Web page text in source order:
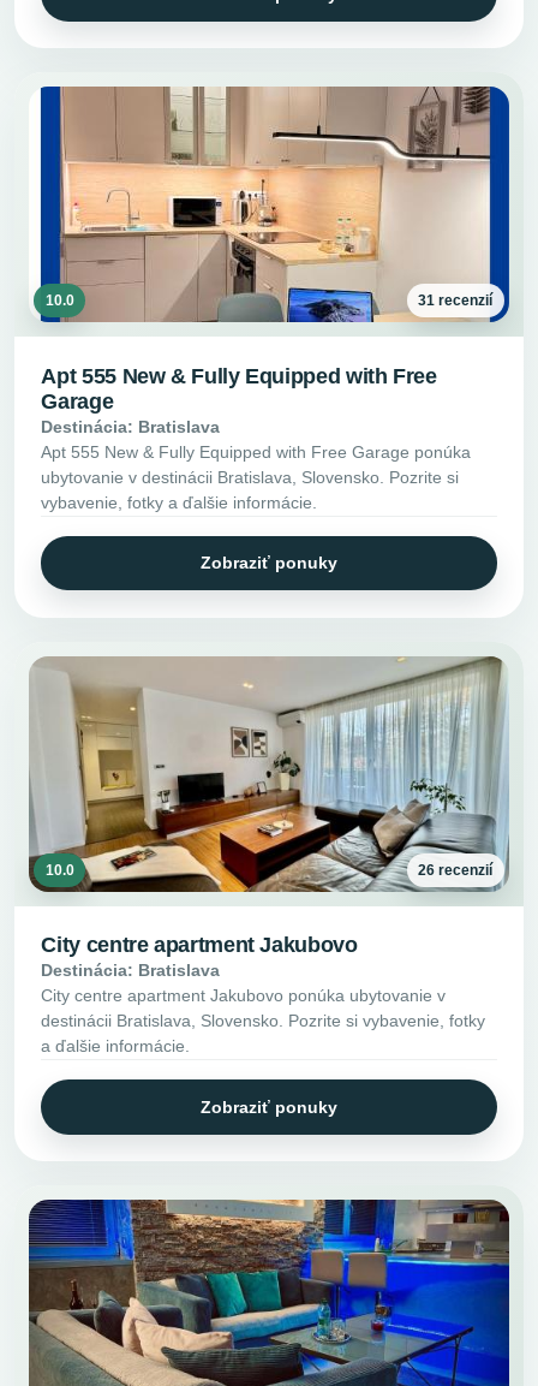
10.0 31 recenzií
Apt 555 New & Fully Equipped with Free
Garage
Destinácia: Bratislava
Apt 555 New & Fully Equipped with Free Garage ponúka
ubytovanie v destinácii Bratislava, Slovensko. Pozrite si
vybavenie, fotky a ďalšie informácie.
Zobraziť ponuky
10.0 26 recenzií
City centre apartment Jakubovo
Destinácia: Bratislava
City centre apartment Jakubovo ponúka ubytovanie v
destinácii Bratislava, Slovensko. Pozrite si vybavenie, fotky
a ďalšie informácie.
Zobraziť ponuky